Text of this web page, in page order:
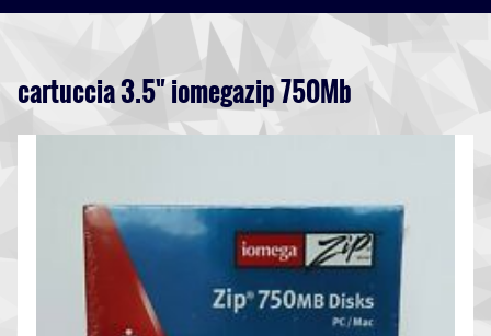
cartuccia 3.5" iomegazip 750Mb